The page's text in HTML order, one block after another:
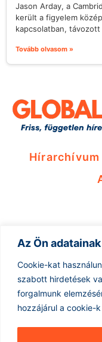
Az Ön
Cookie-kat
szabott hirdetések
forgalmunk
hozzájárul a cookie-
Jason Arday, a
került a figyelem
kapcsolatban,
Tovább olvasom »
Hírarchívum